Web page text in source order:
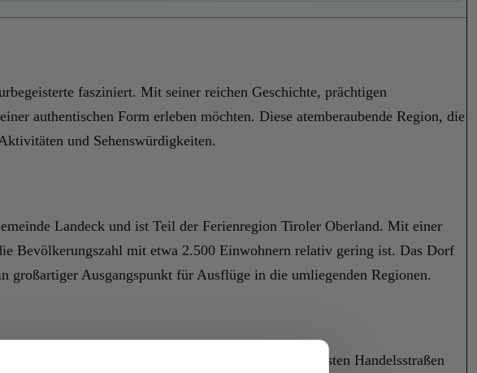
fasziniert. Mit seiner reichen Geschichte, prächtigen
authentischen Form erleben möchten. Diese atemberaubende Region, die
und Sehenswürdigkeiten.
Landeck und ist Teil der Ferienregion Tiroler Oberland. Mit einer
Bevölkerungszahl mit etwa 2.500 Einwohnern relativ gering ist. Das Dorf
großartiger Ausgangspunkt für Ausflüge in die umliegenden Regionen.
Claudia Augusta verbunden, einer der bedeutendsten Handelsstraßen